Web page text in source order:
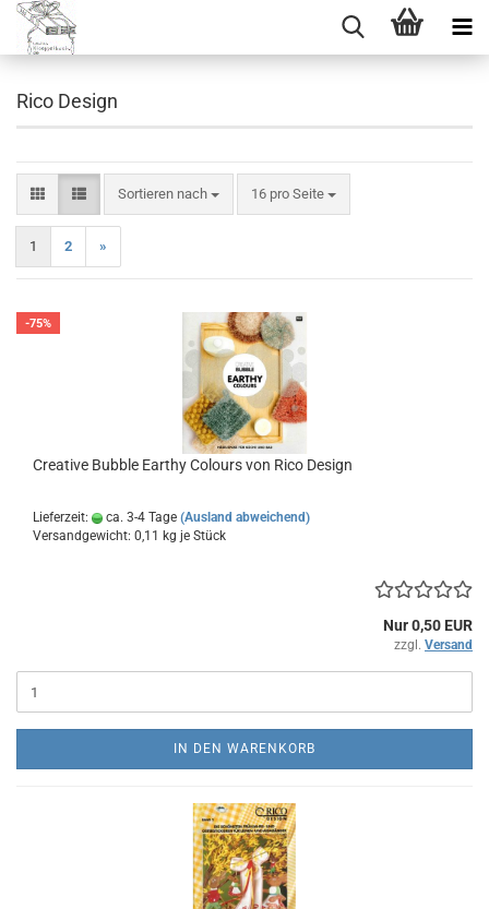
Rico Design
Sortieren nach
Sortieren nach 16 pro Seite
pro Seite
1 2 »
-75%
Creative Bubble Earthy Colours von Rico Design
Lieferzeit: ca. 3-4 Tage (Ausland abweichend)
Versandgewicht: 0,11 kg je Stück
Nur 0,50 EUR
zzgl. Versand
IN DEN WARENKORB